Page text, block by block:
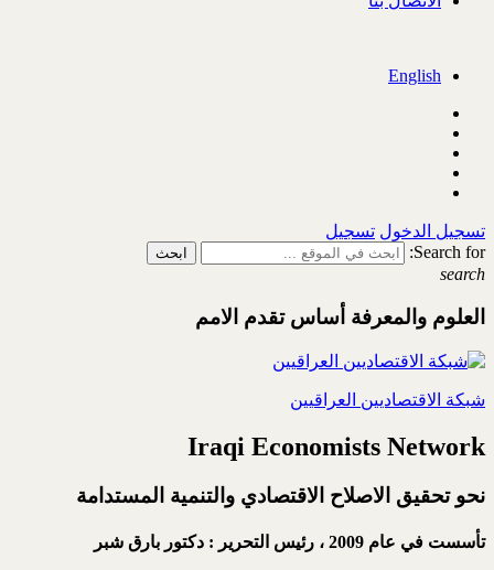
English
تسجيل الدخول تسجيل
Search for:
search
العلوم والمعرفة أساس تقدم الامم
شبكة الاقتصاديين العراقيين
Iraqi Economists Network
نحو تحقيق الاصلاح الاقتصادي والتنمية المستدامة
تأسست في عام 2009 ، رئيس التحرير : دكتور بارق شبر